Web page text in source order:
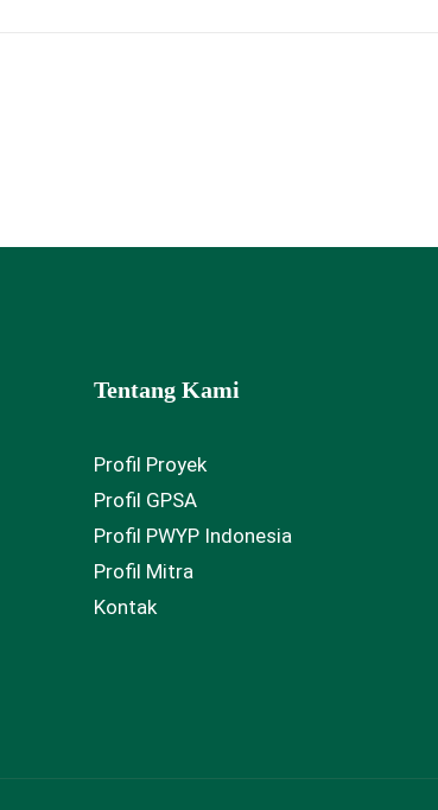
Tentang Kami
Profil Proyek
Profil GPSA
Profil PWYP Indonesia
Profil Mitra
Kontak